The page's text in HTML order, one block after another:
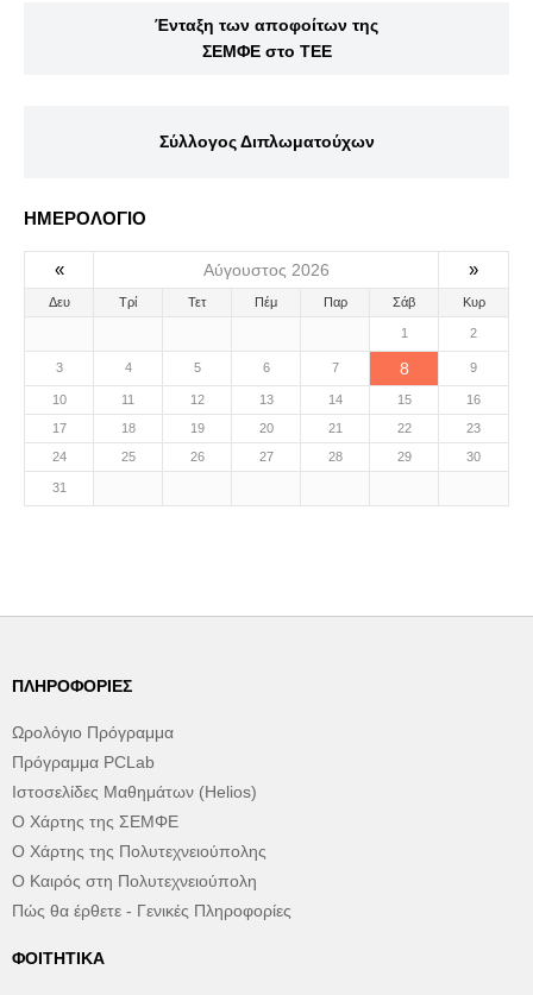
Ένταξη των αποφοίτων της
ΣΕΜΦΕ στο ΤΕΕ
Σύλλογος Διπλωματούχων
ΗΜΕΡΟΛΟΓΙΟ
« Αύγουστος 2026 »
Δευ Τρί Τετ Πέμ Παρ Σάβ Κυρ
1 2
3 4 5 6 7 8 9
10 11 12 13 14 15
16
17
18 19 20 21 22
23
24
25 26 27 28 29 30
31
ΠΛΗΡΟΦΟΡΊΕΣ
Ωρολόγιο Πρόγραμμα
Πρόγραμμα PCLab
Ιστοσελίδες Μαθημάτων (Helios)
Ο Χάρτης της ΣΕΜΦΕ
Ο Χάρτης της Πολυτεχνειούπολης
Ο Καιρός στη Πολυτεχνειούπολη
Πώς θα έρθετε - Γενικές Πληροφορίες
ΦΟΙΤΗΤΙΚΆ